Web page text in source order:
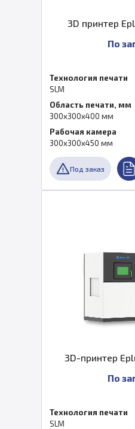
3D принтер
По
Технология печати
SLM
Область печати, мм
300x300x400 мм
Рабочая камера
300x300x450 мм
Под заказ
3D-принтер
По
Технология печати
SLM